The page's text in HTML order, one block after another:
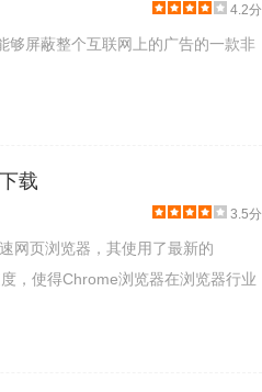
4.2分
够屏蔽整个互联网上的广告的一款非
载
3.5分
网页浏览器，其使用了最新的
，使得Chrome浏览器在浏览器行业